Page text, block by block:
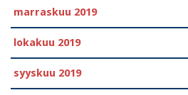
marraskuu 2019
lokakuu 2019
syyskuu 2019